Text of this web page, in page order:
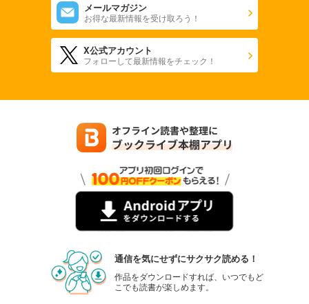
メールマガジン
お得な最新情報を受け取ろう！
X公式アカウント
フォローして最新情報をチェック！
通信を気にせずにサクサク読める！
作品をダウンロードすれば、いつでもど
こでも読書が楽しめます。